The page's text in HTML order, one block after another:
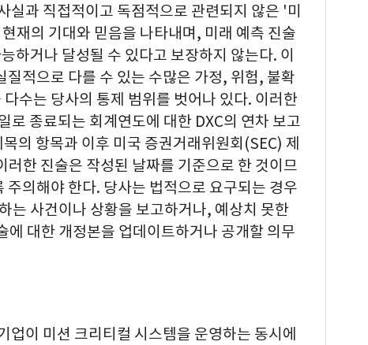
실과 직접적이고 독점적으로 관련되지 않은 '미
재의 기대와 믿음을 나타내며, 미래 예측 진술
하거나 달성될 수 있다고 보장하지 않는다. 이
적으로 다를 수 있는 수많은 가정, 위험, 불확
수는 당사의 통제 범위를 벗어나 있다. 이러한
종료되는 회계연도에 대한 DXC의 연차 보고
의 항목과 이후 미국 증권거래위원회(SEC) 제
한 진술은 작성된 날짜를 기준으로 한 것이므
의해야 한다. 당사는 법적으로 요구되는 경우
는 사건이나 상황을 보고하거나, 예상치 못한
대한 개정본을 업데이트하거나 공개할 의무
업이 미션 크리티컬 시스템을 운영하는 동시에